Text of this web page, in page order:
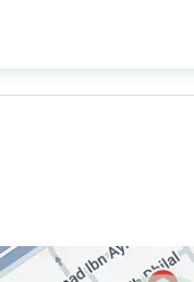
عدد الغرف
الياف ضوئية